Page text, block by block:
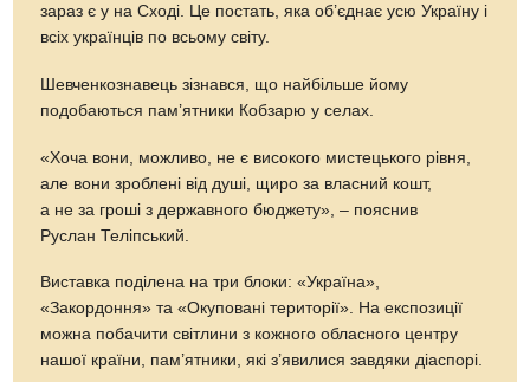
зараз є у на Сході. Це постать, яка об’єднає усю Україну і
всіх українців по всьому світу.
Шевченкознавець зізнався, що найбільше йому
подобаються пам’ятники Кобзарю у селах.
«Хоча вони, можливо, не є високого мистецького рівня,
але вони зроблені від душі, щиро за власний кошт,
а не за гроші з державного бюджету», – пояснив
Руслан Теліпський.
Виставка поділена на три блоки: «Україна»,
«Закордоння» та «Окуповані території». На експозиції
можна побачити світлини з кожного обласного центру
нашої країни, пам’ятники, які з’явилися завдяки діаспорі.